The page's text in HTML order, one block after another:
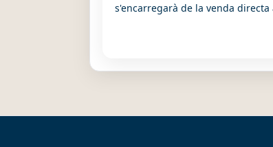
s'encarregarà de la venda